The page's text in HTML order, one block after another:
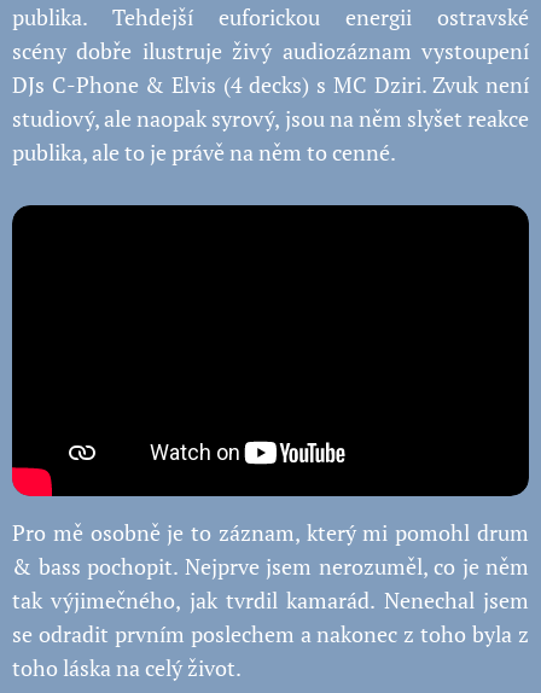
publika. Tehdejší euforickou energii ostravské
scény dobře ilustruje živý audiozáznam vystoupení
DJs C-Phone & Elvis (4 decks) s MC Dziri. Zvuk není
studiový, ale naopak syrový, jsou na něm slyšet reakce
publika, ale to je právě na něm to cenné.
Pro mě osobně je to záznam, který mi pomohl drum
& bass pochopit. Nejprve jsem nerozuměl, co je něm
tak výjimečného, jak tvrdil kamarád. Nenechal jsem
se odradit prvním poslechem a nakonec z toho byla z
toho láska na celý život.